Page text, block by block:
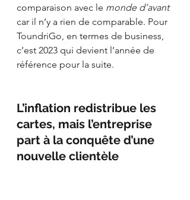
comparaison avec le monde d’avant
car il n’y a rien de comparable. Pour
ToundriGo, en termes de business,
c’est 2023 qui devient l’année de
référence pour la suite.
L’inflation redistribue les
cartes, mais l’entreprise
part à la conquête d’une
nouvelle clientèle